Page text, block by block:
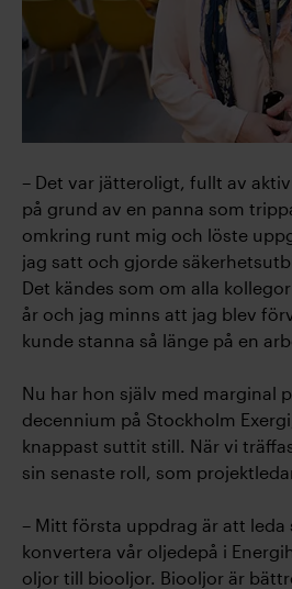
– Det var jätteroligt, fullt av
på grund av en panna som
omkring runt mig och löste
jag satt och gjorde
Det kändes som om alla
år och jag minns att jag blev
kunde stanna så länge på en
Nu har hon själv med marginal
decennium på Stockholm
knappast suttit still. När vi
sin senaste roll, som
– Mitt första uppdrag är att
konvertera vår oljedepå i
oljor till biooljor. Biooljor är